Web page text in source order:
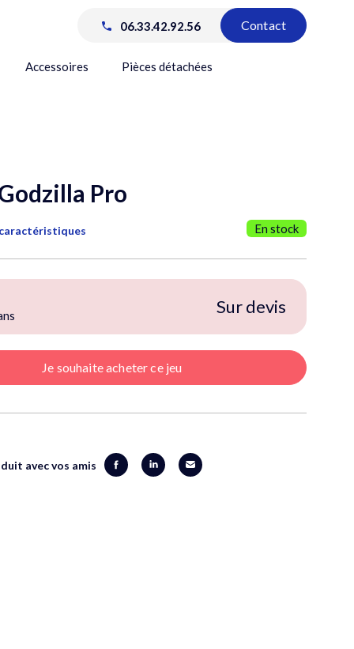
06.33.42.92.56 Contact
Accessoires Pièces détachées
Pro
En stock
Sur devis
Je souhaite acheter ce jeu
avec vos amis